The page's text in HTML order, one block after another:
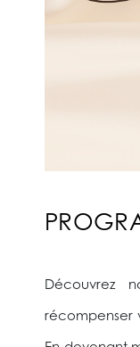
Découvrez
récompenser